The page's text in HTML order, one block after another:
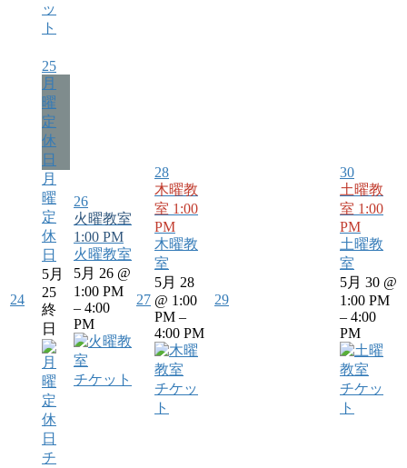
ッ
ト
24
25
月
曜
定
休
日
月
曜
定
休
日
5月
25
終
日
チ
26
火曜教室
1:00 PM
火曜教室
5月 26 @
1:00 PM
– 4:00
PM
チケット
27
28
木曜教
室 1:00
PM
木曜教
室
5月 28
@ 1:00
PM –
4:00 PM
チケッ
ト
29
30
土曜教
室 1:00
PM
土曜教
室
5月 30 @
1:00 PM
– 4:00
PM
チケッ
ト